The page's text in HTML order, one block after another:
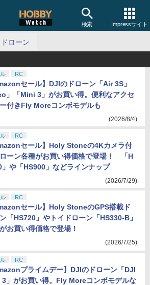
検索 Impressサイト
ドローン
RC
セール】DJIのドローン「Air 3S」
」「Mini 3」がお買い得。便利なアクセ
付きFly Moreコンボモデルも
(2026/8/4)
RC
セール】Holy Stoneの4Kカメラ付
ーン各種がお買い得価格で登場！ 「H
」や「HS900」などラインナップ
(2026/7/29)
RC
セール】Holy StoneのGPS搭載ド
「HS720」やトイドローン「HS330-B」
お買い得価格で登場！
(2026/7/25)
RC
プライムデー】DJIのドローン「DJI
」がお買い得。Fly Moreコンボモデルな